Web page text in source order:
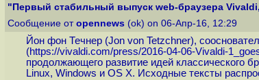
"Первый стабильный выпуск web-браузера
Сообщение от opennews (ok) on 06-Апр-16, 12:29
Йон фон Течнер (Jon von Tetzchner),
(https://vivaldi.com/press/2016-04-06-Vivaldi-
продолжающего развитие идей классического
Linux, Windows и OS X. Исходные тексты